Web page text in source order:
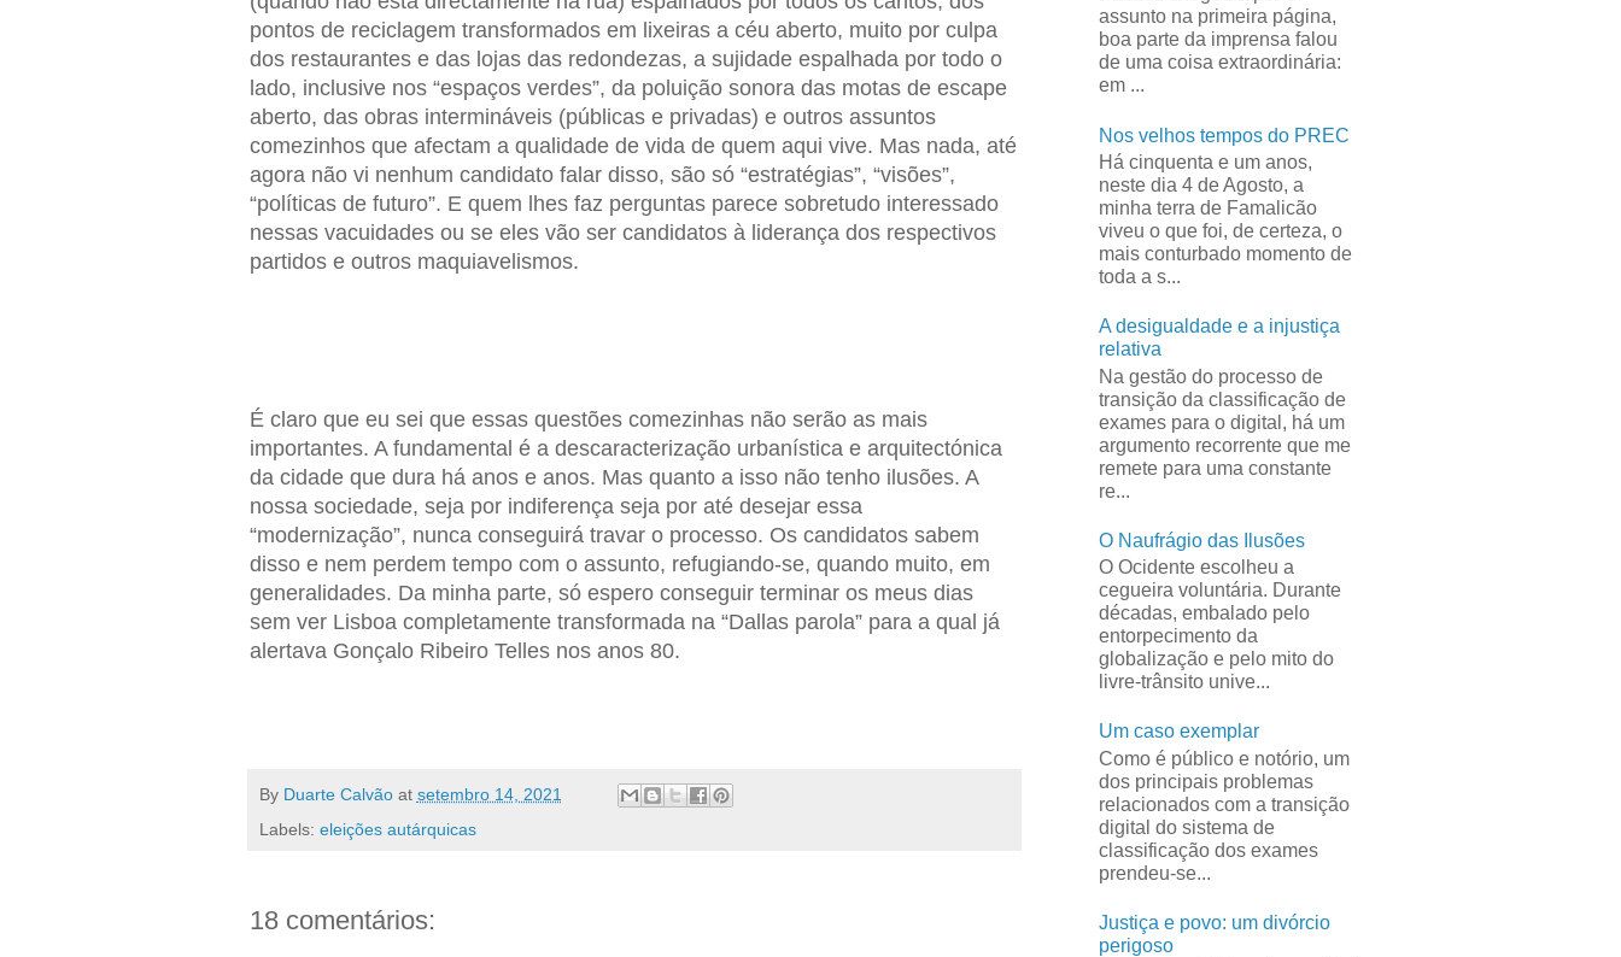
pontos de reciclagem transformados em lixeiras a céu aberto, muito por culpa
dos restaurantes e das lojas das redondezas, a sujidade espalhada por todo o
lado, inclusive nos “espaços verdes”, da poluição sonora das motas de escape
aberto, das obras intermináveis (públicas e privadas) e outros assuntos
comezinhos que afectam a qualidade de vida de quem aqui vive. Mas nada, até
agora não vi nenhum candidato falar disso, são só “estratégias”, “visões”,
“políticas de futuro”. E quem lhes faz perguntas parece sobretudo interessado
nessas vacuidades ou se eles vão ser candidatos à liderança dos respectivos
partidos e outros maquiavelismos.
É claro que eu sei que essas questões comezinhas não serão as mais
importantes. A fundamental é a descaracterização urbanística e arquitectónica
da cidade que dura há anos e anos. Mas quanto a isso não tenho ilusões. A
nossa sociedade, seja por indiferença seja por até desejar essa
“modernização”, nunca conseguirá travar o processo. Os candidatos sabem
disso e nem perdem tempo com o assunto, refugiando-se, quando muito, em
generalidades. Da minha parte, só espero conseguir terminar os meus dias
sem ver Lisboa completamente transformada na “Dallas parola” para a qual já
alertava Gonçalo Ribeiro Telles nos anos 80.
By Duarte Calvão at setembro 14, 2021
Labels: eleições autárquicas
18 comentários:
assunto na primeira página,
boa parte da imprensa falou
de uma coisa extraordinária:
em ...
Nos velhos tempos do PREC
Há cinquenta e um anos,
neste dia 4 de Agosto, a
minha terra de Famalicão
viveu o que foi, de certeza, o
mais conturbado momento de
toda a s...
A desigualdade e a injustiça
relativa
Na gestão do processo de
transição da classificação de
exames para o digital, há um
argumento recorrente que me
remete para uma constante
re...
O Naufrágio das Ilusões
O Ocidente escolheu a
cegueira voluntária. Durante
décadas, embalado pelo
entorpecimento da
globalização e pelo mito do
livre-trânsito unive...
Um caso exemplar
Como é público e notório, um
dos principais problemas
relacionados com a transição
digital do sistema de
classificação dos exames
prendeu-se...
Justiça e povo: um divórcio
perigoso